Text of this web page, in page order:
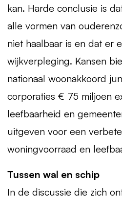
kan. Harde conclusie is
alle vormen van
niet haalbaar is en dat er
wijkverpleging. Kansen
nationaal woonakkoord
corporaties € 75 miljoen
leefbaarheid en
uitgeven voor een
woningvoorraad en
Tussen wal en schip
In de discussie die zich